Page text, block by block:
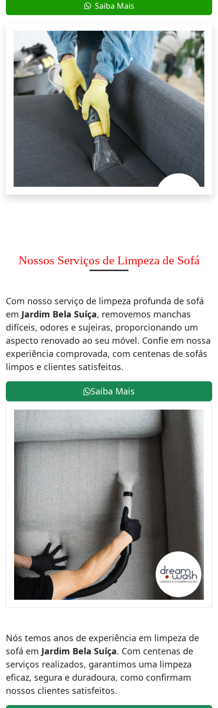
Saiba Mais
Nossos Serviços de Limpeza de Sofá
Com nosso serviço de limpeza profunda de sofá
em Jardim Bela Suíça, removemos manchas
difíceis, odores e sujeiras, proporcionando um
aspecto renovado ao seu móvel. Confie em nossa
experiência comprovada, com centenas de sofás
limpos e clientes satisfeitos.
Saiba Mais
Nós temos anos de experiência em limpeza de
sofá em Jardim Bela Suíça. Com centenas de
serviços realizados, garantimos uma limpeza
eficaz, segura e duradoura, como confirmam
nossos clientes satisfeitos.